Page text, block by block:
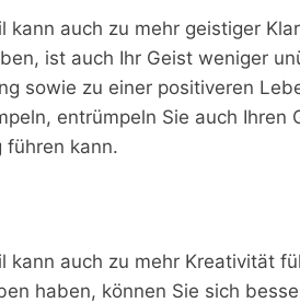
kann auch zu mehr geistiger
ist auch Ihr Geist weniger
sowie zu einer positiveren
entrümpeln Sie auch
führen kann.
kann auch zu mehr Kreativität
haben, können Sie sich